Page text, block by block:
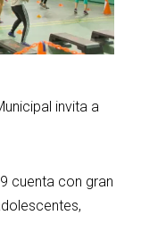
invita a
cuenta con gran